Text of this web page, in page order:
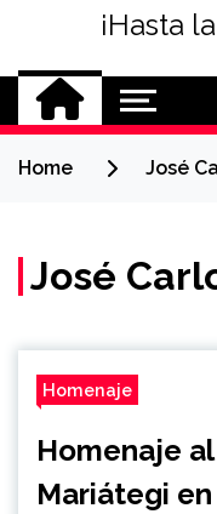
¡Hasta
Home José
José
Homenaje
Homenaje
Mariátegi